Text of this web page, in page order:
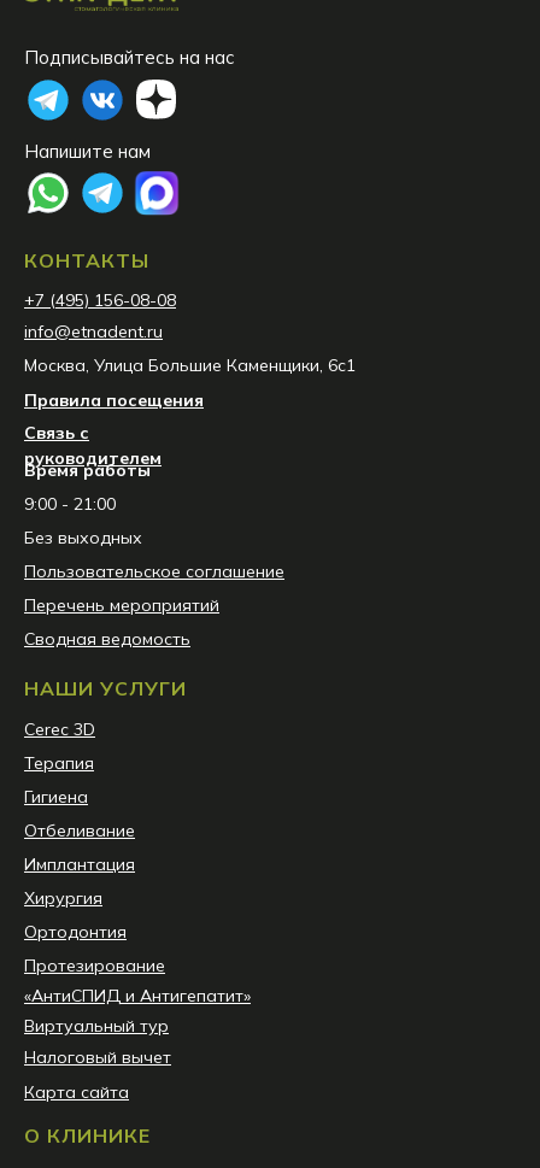
О КЛИНИКЕ
НАШИ УСЛУГИ
Сerec 3D
Терапия
Гигиена
Отбеливание
Имплантация
Хирургия
Ортодонтия
Протезирование
«АнтиСПИД и Антигепатит»
Виртуальный тур
КОНТАКТЫ
info@etnadent.ru
Москва, Улица Большие Каменщики, 6с1
+7 (495) 156-08-08
Подписывайтесь на нас
Напишите нам
Налоговый вычет
Правила посещения
Связь с
руководителем
Время работы
9:00 - 21:00
Без выходных
Пользовательское соглашение
Перечень мероприятий
Сводная ведомость
Карта сайта